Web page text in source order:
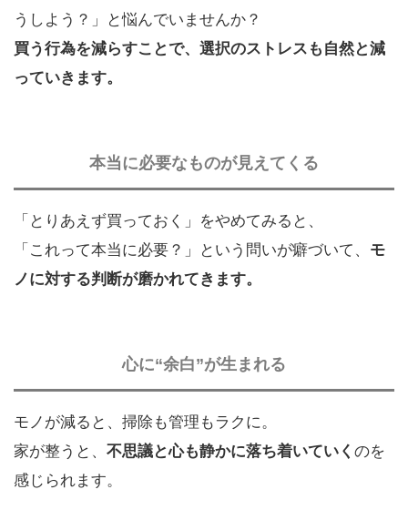
うしよう？」と悩んでいませんか？
買う行為を減らすことで、選択のストレスも自然と減
っていきます。
本当に必要なものが見えてくる
「とりあえず買っておく」をやめてみると、
「これって本当に必要？」という問いが癖づいて、 モ
ノに対する判断が磨かれてきます。
心に“余白”が生まれる
モノが減ると、掃除も管理もラクに。
家が整うと、 不思議と心も静かに落ち着いていく のを
感じられます。